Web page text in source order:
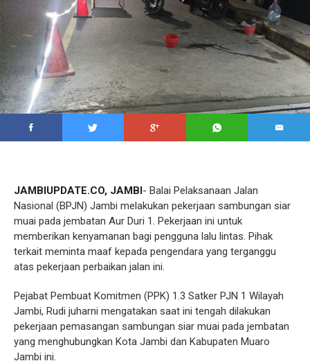
JAMBIUPDATE.CO, JAMBI- Balai Pelaksanaan Jalan
Nasional (BPJN) Jambi melakukan pekerjaan sambungan siar
muai pada jembatan Aur Duri 1. Pekerjaan ini untuk
memberikan kenyamanan bagi pengguna lalu lintas. Pihak
terkait meminta maaf kepada pengendara yang terganggu
atas pekerjaan perbaikan jalan ini.
Pejabat Pembuat Komitmen (PPK) 1.3 Satker PJN 1 Wilayah
Jambi, Rudi juharni mengatakan saat ini tengah dilakukan
pekerjaan pemasangan sambungan siar muai pada jembatan
yang menghubungkan Kota Jambi dan Kabupaten Muaro
Jambi ini.